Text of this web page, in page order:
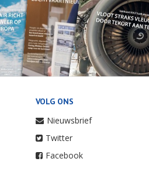
VOLG ONS
Nieuwsbrief
Twitter
Facebook